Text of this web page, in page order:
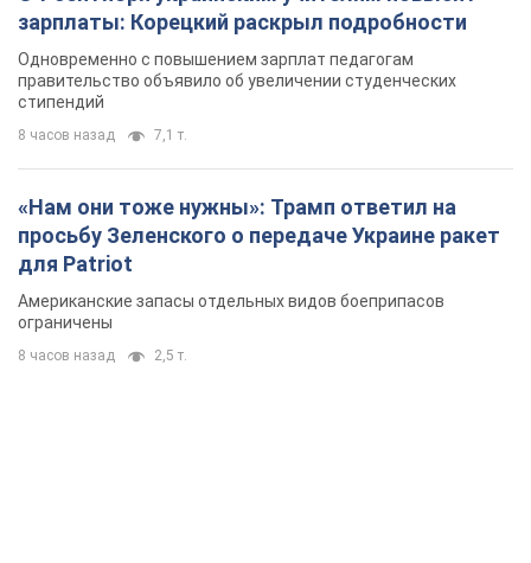
зарплаты: Корецкий раскрыл подробности
Одновременно с повышением зарплат педагогам
правительство объявило об увеличении студенческих
стипендий
8 часов назад 7,1 т.
«Нам они тоже нужны»: Трамп ответил на
просьбу Зеленского о передаче Украине ракет
для Patriot
Американские запасы отдельных видов боеприпасов
ограничены
8 часов назад 2,5 т.